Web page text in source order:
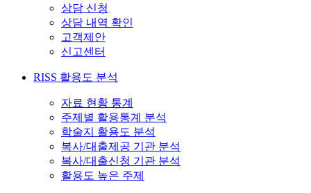
상담 신청
상담 내역 확인
고객제안
신고센터
RISS 활용도 분석
자료 현황 통계
주제별 활용통계 분석
학술지 활용도 분석
복사/대출제공 기관 분석
복사/대출신청 기관 분석
활용도 높은 주제